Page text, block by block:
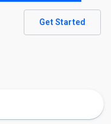
Get Started